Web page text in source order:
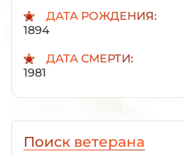
ДАТА РОЖДЕНИЯ:
1894
ДАТА СМЕРТИ:
1981
Поиск ветерана